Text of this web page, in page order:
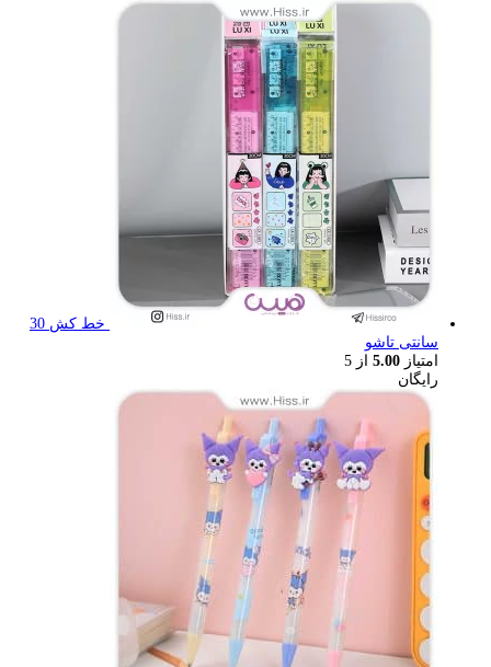
خط کش 30
سانتی تاشو
امتیاز 5.00 از 5
رایگان